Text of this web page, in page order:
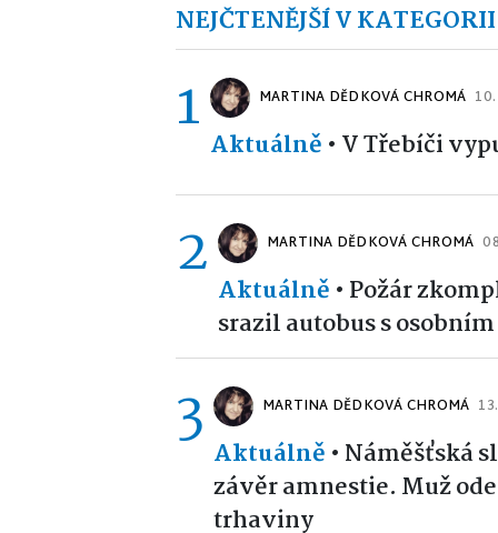
NEJČTENĚJŠÍ V KATEGORII
1 MARTINA DĚDKOVÁ CHROMÁ
Aktuálně • V Třebíči
2 MARTINA DĚDKOVÁ CHROMÁ
Aktuálně • Požár
srazil autobus s
3 MARTINA DĚDKOVÁ CHROMÁ
Aktuálně • Náměšťská
závěr amnestie. Muž
trhaviny